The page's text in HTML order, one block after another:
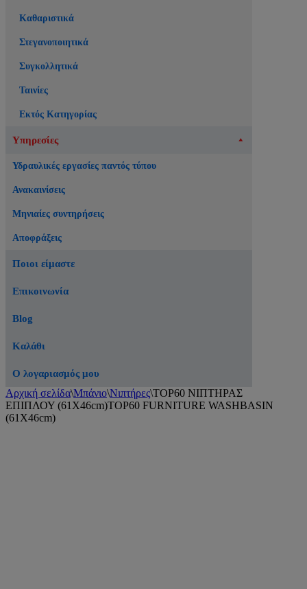
Καθαριστικά
Στεγανοποιητικά
Συγκολλητικά
Ταινίες
Εκτός Κατηγορίας
Υπηρεσίες
Υδραυλικές εργασίες παντός τύπου
Ανακαινίσεις
Μηνιαίες συντηρήσεις
Αποφράξεις
Ποιοι είμαστε
Επικοινωνία
Blog
Καλάθι
Ο λογαριασμός μου
Αρχική σελίδα\Μπάνιο\Νιπτήρες\TOP60 ΝΙΠΤΗΡΑΣ
ΕΠΙΠΛΟΥ (61Χ46cm)TOP60 FURNITURE WASHBASIN
(61Χ46cm)